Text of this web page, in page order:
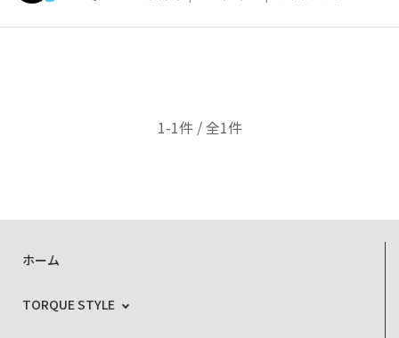
1-1件 / 全1件
ホーム
TORQUE STYLE